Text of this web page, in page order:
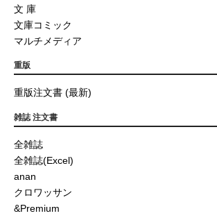
文 庫
文庫コミック
マルチメディア
重版
重版注文書 (最新)
雑誌 注文書
全雑誌
全雑誌(Excel)
anan
クロワッサン
&Premium